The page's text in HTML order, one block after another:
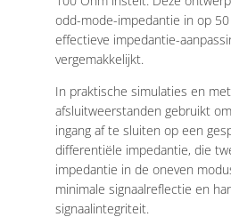
odd-mode-impedantie in op
effectieve impedantie-
vergemakkelijkt.
In praktische simulaties en
afsluitweerstanden gebruikt
ingang af te sluiten op een
differentiële impedantie, die
impedantie in de oneven
minimale signaalreflectie en
signaalintegriteit.